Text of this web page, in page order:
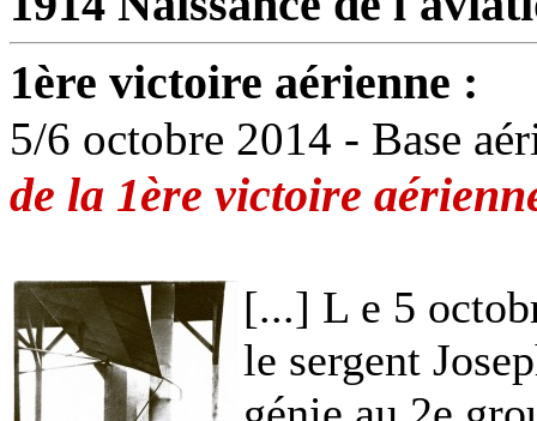
1ère victoire aérienne :
5/6 octobre 2014 - Base
de la 1ère victoire
[...] L e 5
le sergent